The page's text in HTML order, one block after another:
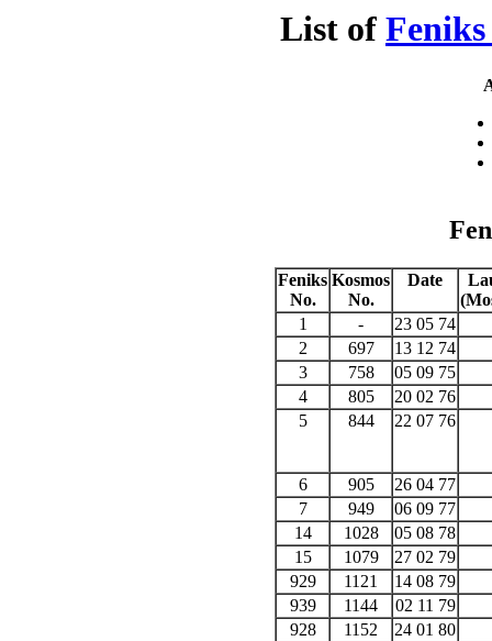
List of
Feniks
No.
Kosmos
No.
Date
1
-
23 05 74
2
697
13 12 74
3
758
05 09 75
4
805
20 02 76
5
844 22 07 76
6 905
26 04 77
7
949
06 09 77
14
1028
05 08 78
15
1079
27 02 79
929
1121
14 08 79
939
1144
02 11 79
928
1152
24 01 80